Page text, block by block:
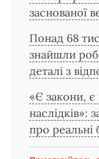
заснованої
Понад 68
знайшли
деталі з
«Є закони,
наслідків»:
про реальні